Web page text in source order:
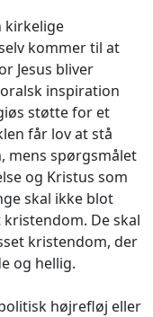
kirkelige
kommer til at
Jesus bliver
inspiration
støtte for et
får lov at stå
mens spørgsmålet
og Kristus som
skal ikke blot
De skal
kristendom, der
og hellig.
højrefløj eller